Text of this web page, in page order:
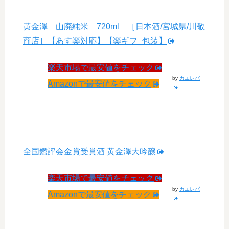
黄金澤 山廃純米 720ml ［日本酒/宮城県/川敬
商店］【あす楽対応】【楽ギフ_包装】
楽天市場で最安値をチェック
Amazonで最安値をチェック
by カエレバ
全国鑑評会金賞受賞酒 黄金澤大吟醸
楽天市場で最安値をチェック
Amazonで最安値をチェック
by カエレバ